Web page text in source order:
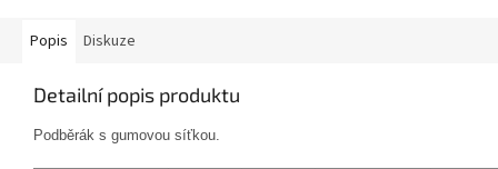
Popis Diskuze
Detailní popis produktu
Podběrák s gumovou síťkou.